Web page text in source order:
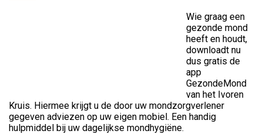
Wie graag een
gezonde mond
heeft en houdt,
downloadt nu
dus gratis de
app
GezondeMond
van het Ivoren
Kruis. Hiermee krijgt u de door uw mondzorgverlener
gegeven adviezen op uw eigen mobiel. Een handig
hulpmiddel bij uw dagelijkse mondhygiëne.